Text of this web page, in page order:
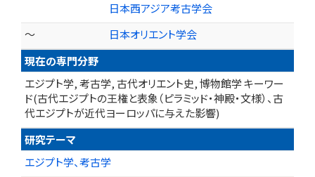
日本西アジア考古学会
～
日本オリエント学会
現在の専門分野
エジプト学, 考古学, 古代オリエント史, 博物館学 キーワー
ド(古代エジプトの王権と表象（ピラミッド・神殿・文様）、古
代エジプトが近代ヨーロッパに与えた影響)
研究テーマ
エジプト学、考古学